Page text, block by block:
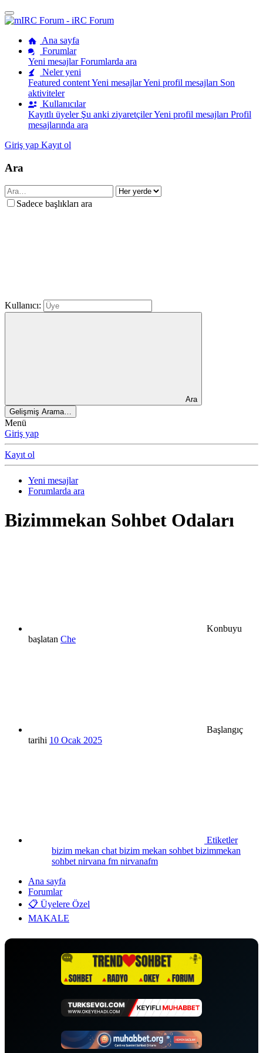
Ana sayfa
Forumlar
Yeni mesajlarForumlarda ara
Neler yeni
Featured contentYeni mesajlarYeni profil mesajları Son
aktiviteler
Kullanıcılar
Kayıtlı üyeler Şu anki ziyaretçilerYeni profil mesajları Profil
mesajlarında ara
Giriş yap Kayıt ol
Ara
Sadece başlıkları ara
Kullanıcı:
Ara
Gelişmiş Arama…
Menü
Giriş yap
Kayıt ol
Yeni mesajlar
Forumlarda ara
Bizimmekan Sohbet Odaları
Konbuyu
başlatan Che
Başlangıç
tarihi 10 Ocak 2025
Etiketler
bizim mekan chat bizim mekan sohbet bizimmekan
sohbet nirvana fm nirvanafm
Ana sayfa
Forumlar
📋 Üyelere Özel
MAKALE